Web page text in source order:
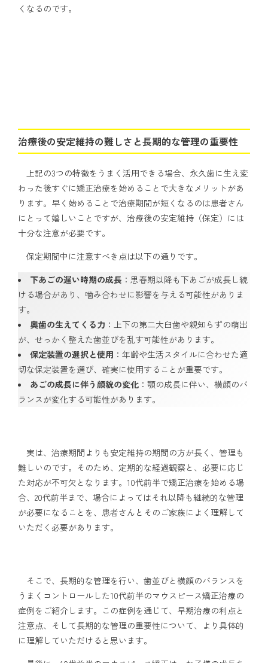
くなるのです。
治療後の安定維持の難しさと長期的な管理の重要性
上記の3つの特徴をうまく活用できる場合、永久歯に生え変
わった後すぐに矯正治療を始めることで大きなメリットがあ
ります。早く始めることで治療期間が短くなるのは患者さん
にとって嬉しいことですが、治療後の安定維持（保定）には
十分な注意が必要です。
保定期間中に注意すべき点は以下の通りです。
下あごの遅い時期の成長 ：思春期以降も下あごが成長し続
ける場合があり、噛み合わせに影響を与える可能性がありま
す。
奥歯の生えてくる力 ：上下の第二大臼歯や親知らずの萌出
が、せっかく整えた歯並びを乱す可能性があります。
保定装置の選択と使用 ：年齢や生活スタイルに合わせた適
切な保定装置を選び、確実に使用することが重要です。
あごの成長に伴う顔貌の変化 ：顎の成長に伴い、横顔のバ
ランスが変化する可能性があります。
実は、治療期間よりも安定維持の期間の方が長く、管理も
難しいのです。そのため、定期的な経過観察と、必要に応じ
た対応が不可欠となります。10代前半で矯正治療を始める場
合、20代前半まで、場合によってはそれ以降も継続的な管理
が必要になることを、患者さんとそのご家族によく理解して
いただく必要があります。
そこで、長期的な管理を行い、歯並びと横顔のバランスを
うまくコントロールした10代前半のマウスピース矯正治療の
症例をご紹介します。この症例を通じて、早期治療の利点と
注意点、そして長期的な管理の重要性について、より具体的
に理解していただけると思います。